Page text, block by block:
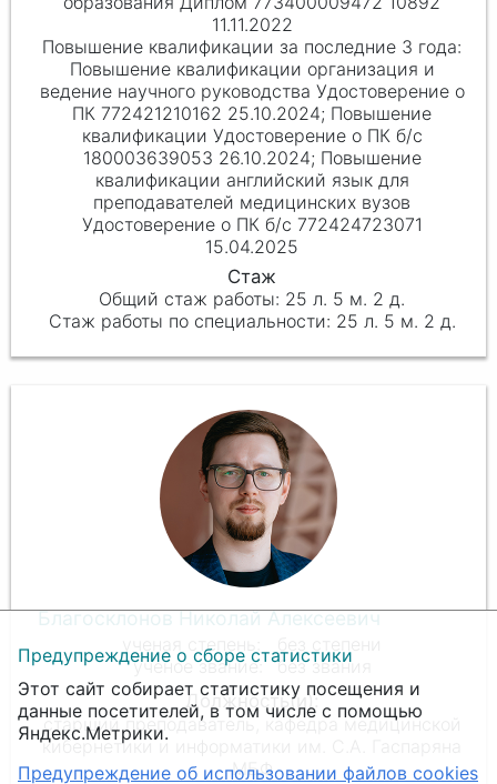
11.11.2022
Повышение квалификации организация и
ведение научного руководства Удостоверение о
ПК 772421210162 25.10.2024; Повышение
квалификации Удостоверение о ПК б/с
180003639053 26.10.2024; Повышение
квалификации английский язык для
преподавателей медицинских вузов
Удостоверение о ПК б/с 772424723071
15.04.2025
25 л. 5 м. 2 д.
25 л. 5 м. 2 д.
Благосклонов Николай Алексеевич
без звания
старший преподаватель, кафедра медицинской
кибернетики и информатики им. С.А. Гаспаряна
МБФ
Предупреждение о сборе статистики
Этот сайт собирает статистику посещения и
данные посетителей, в том числе с помощью
Яндекс.Метрики.
Предупреждение об использовании файлов cookies